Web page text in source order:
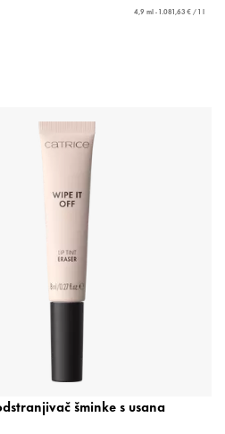
4,9 ml - 1.081,63 € / 1 l
šminke s usana